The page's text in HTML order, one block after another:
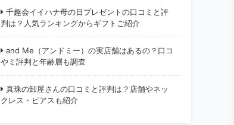
千趣会イイハナ母の日プレゼントの口コミと評
判は？人気ランキングからギフトご紹介
and Me（アンドミー）の実店舗はあるの？口コ
やミ評判と年齢層も調査
真珠の卸屋さんの口コミと評判は？店舗やネッ
クレス・ピアスも紹介